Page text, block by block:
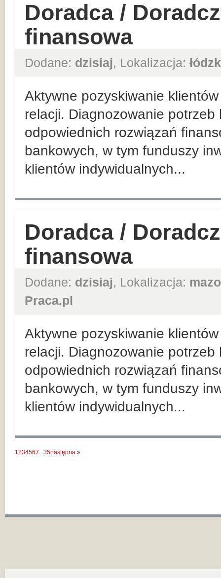
Doradca /
finansowa
Dodane: dzisiaj, Lokalizacja:
Aktywne pozyskiwanie
relacji. Diagnozowanie
odpowiednich rozwiązań
bankowych, w tym funduszy
klientów indywidualnych...
Doradca /
finansowa
Dodane: dzisiaj, Lokalizacja:
Praca.pl
Aktywne pozyskiwanie
relacji. Diagnozowanie
odpowiednich rozwiązań
bankowych, w tym funduszy
klientów indywidualnych...
1234567...35następna »